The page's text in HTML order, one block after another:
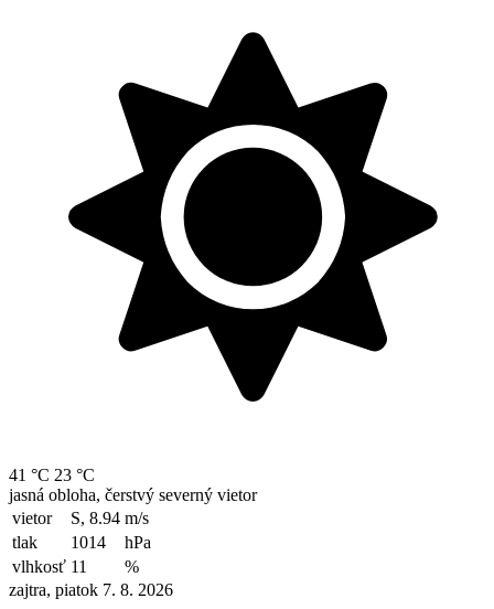
41 °C 23 °C
jasná obloha, čerstvý severný vietor
vietor
S, 8.94 m/s
tlak
1014
hPa
vlhkosť 11
%
zajtra, piatok 7. 8. 2026